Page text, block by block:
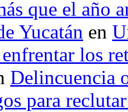
que el año
Yucatán en
los
Delincuencia
para